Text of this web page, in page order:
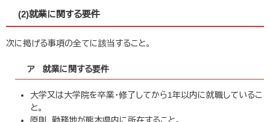
(2)就業に関する要件
次に掲げる事項の全てに該当すること。
ア 就業に関する要件
大学又は大学院を卒業・修了してから1年以内に就職しているこ
と。